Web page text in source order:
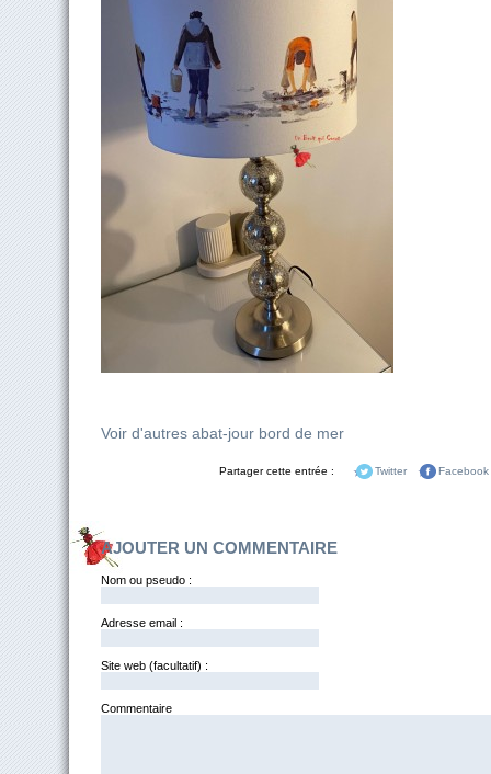
Voir d'autres abat-jour bord de mer
Partager cette entrée : Twitter Facebook
AJOUTER UN COMMENTAIRE
Nom ou pseudo :
Adresse email :
Site web (facultatif) :